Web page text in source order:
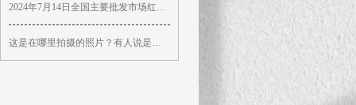
2024年7月14日全国主要批发市场红皮鸡蛋价格行情
这是在哪里拍摄的照片？有人说是在延安，延安会有这么冷吗？ 这是194